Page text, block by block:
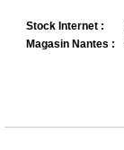
Stock Internet :
Magasin Nantes :